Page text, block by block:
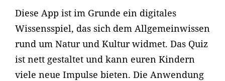
Diese App ist im Grunde ein digitales
Wissensspiel, das sich dem Allgemeinwissen
rund um Natur und Kultur widmet. Das Quiz
ist nett gestaltet und kann euren Kindern
viele neue Impulse bieten. Die Anwendung